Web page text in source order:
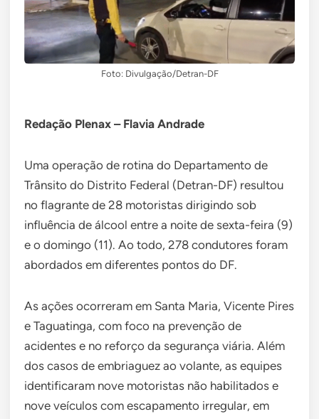
Foto: Divulgação/Detran-DF
Redação Plenax – Flavia Andrade
Uma operação de rotina do Departamento de
Trânsito do Distrito Federal (Detran-DF) resultou
no flagrante de 28 motoristas dirigindo sob
influência de álcool entre a noite de sexta-feira (9)
e o domingo (11). Ao todo, 278 condutores foram
abordados em diferentes pontos do DF.
As ações ocorreram em Santa Maria, Vicente Pires
e Taguatinga, com foco na prevenção de
acidentes e no reforço da segurança viária. Além
dos casos de embriaguez ao volante, as equipes
identificaram nove motoristas não habilitados e
nove veículos com escapamento irregular, em